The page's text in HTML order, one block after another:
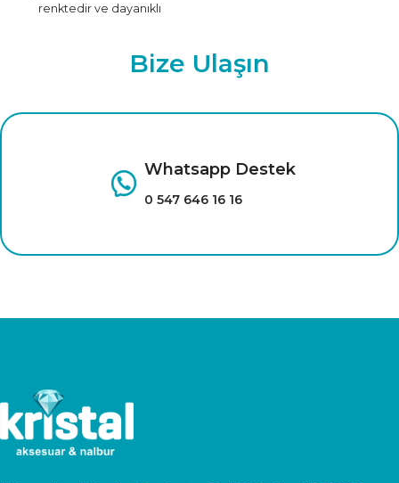
renktedir ve dayanıklı
Bize Ulaşın
Whatsapp Destek
0 547 646 16 16